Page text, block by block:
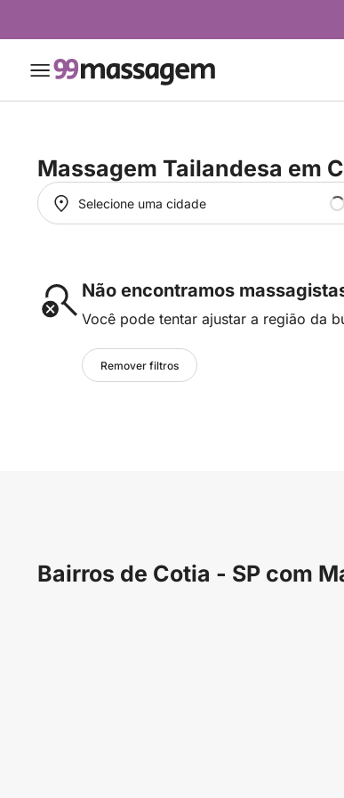
Massagem Tailandesa em
Selecione uma cidade
Selecione uma cidade
Não encontramos
Você pode tentar ajustar a região da
Remover filtros
Bairros de Cotia - SP com